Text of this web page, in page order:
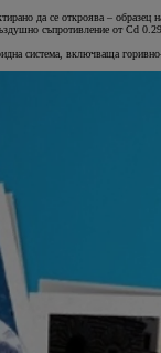
да се откроява –
съпротивление от Cd
система, включваща